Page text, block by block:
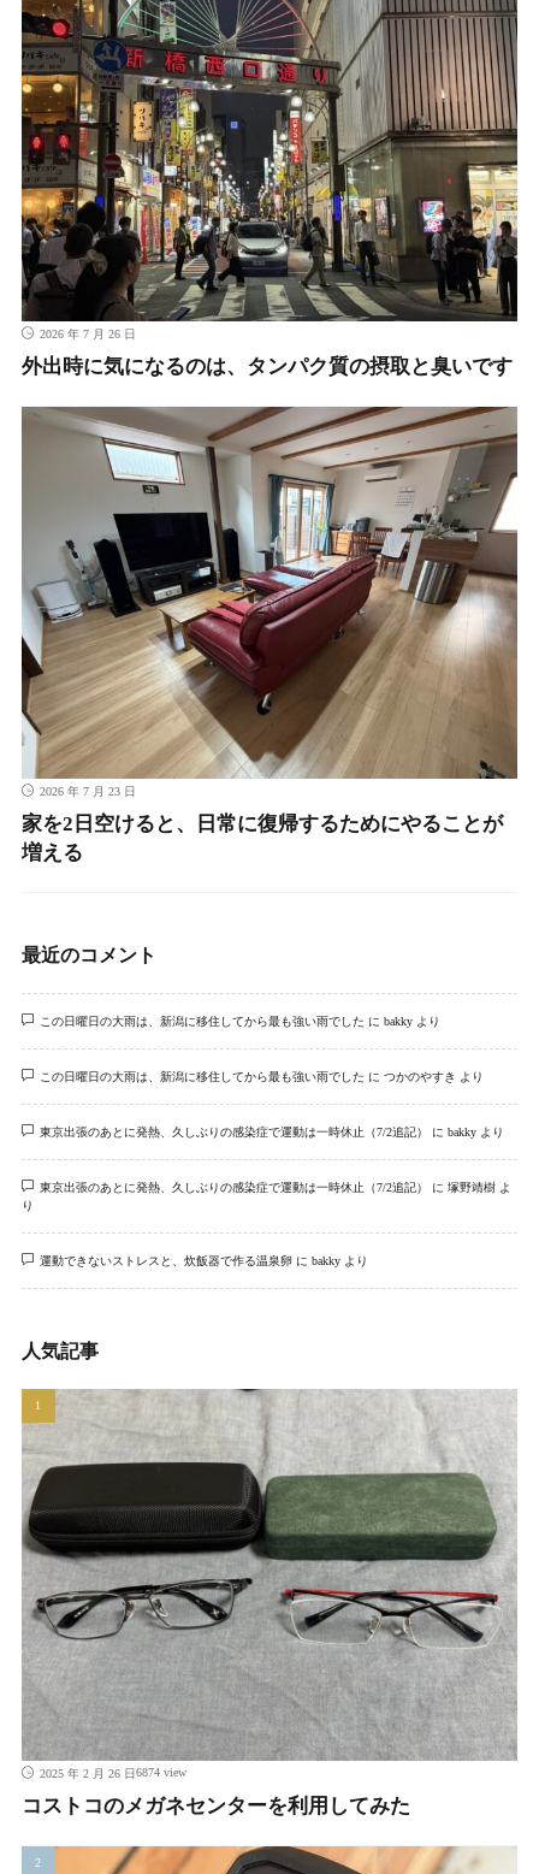
2026 年 7 月 26 日
外出時に気になるのは、タンパク質の摂取と臭いです
2026 年 7 月 23 日
家を2日空けると、日常に復帰するためにやることが
増える
最近のコメント
この日曜日の大雨は、新潟に移住してから最も強い雨でした に bakkyより
この日曜日の大雨は、新潟に移住してから最も強い雨でした に つかのやすき より
東京出張のあとに発熱、久しぶりの感染症で運動は一時休止（7/2追記） に bakkyより
東京出張のあとに発熱、久しぶりの感染症で運動は一時休止（7/2追記） に 塚野靖樹よ
り
運動できないストレスと、炊飯器で作る温泉卵に bakkyより
人気記事
2025 年 2 月 26 日6874 view
コストコのメガネセンターを利用してみた